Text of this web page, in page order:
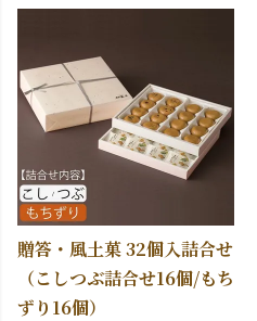
贈答・風土菓 32個入詰合せ
（こしつぶ詰合せ16個/もち
ずり16個）